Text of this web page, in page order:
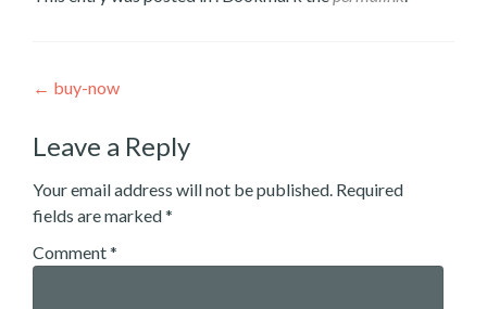
Post
navigation
← buy-now
Leave a Reply
Your email address will not be published. Required
fields are marked*
Comment*